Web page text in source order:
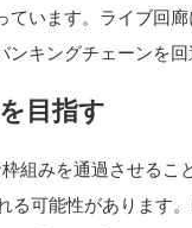
います。ライブ回
キングチェーンを回
目指す
組みを通過させるこ
可能性があります